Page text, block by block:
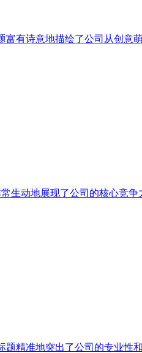
有诗意地描绘了公司从创意
动地展现了公司的核心竞争
精准地突出了公司的专业性